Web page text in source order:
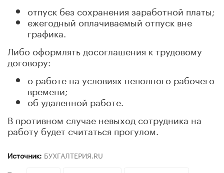
отпуск без сохранения заработной платы;
ежегодный оплачиваемый отпуск вне
графика.
Либо оформлять досоглашения к трудовому
договору:
о работе на условиях неполного рабочего
времени;
об удаленной работе.
В противном случае невыход сотрудника на
работу будет считаться прогулом.
Источник: БУХГАЛТЕРИЯ.RU